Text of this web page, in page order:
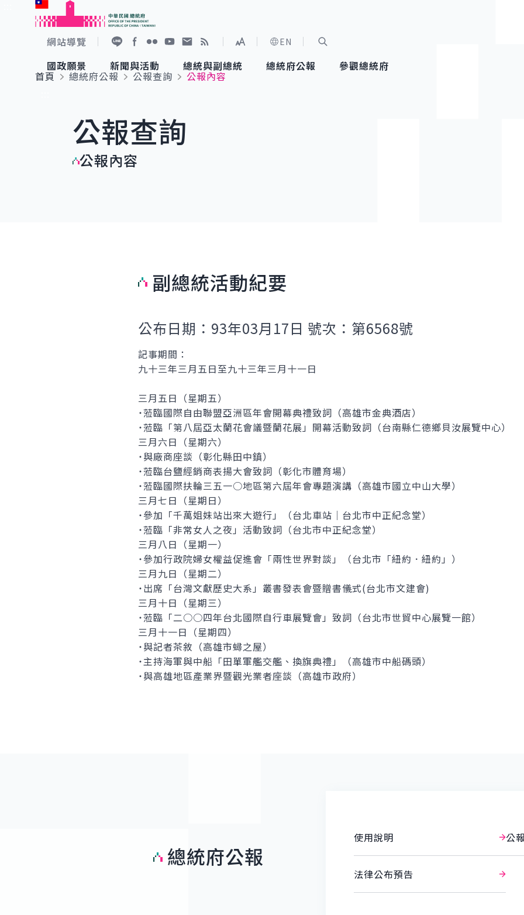
跳到主要內容
網站導覽
展開字級選單
EN
國政願景
國家氣候變遷對策委員會
重要談話
新聞與活動
總統府新聞
影音頻道
總統與副總統
賴清德總統
總統府公報 參觀總統府
首頁
總統府公報 公報查詢
公報內容
公報查詢
公報內容
副總統活動紀要
公布日期：93年03月17日 號次：第6568號
記事期間：
九十三年三月五日至九十三年三月十一日
三月五日（星期五）
˙蒞臨國際自由聯盟亞洲區年會開幕典禮致詞（高雄市金典酒店）
˙蒞臨「第八屆亞太蘭花會議暨蘭花展」開幕活動致詞（台南縣仁德鄉貝汝展覽中心）
三月六日（星期六）
˙與廠商座談（彰化縣田中鎮）
˙蒞臨台鹽經銷商表揚大會致詞（彰化市體育場）
˙蒞臨國際扶輪三五一○地區第六屆年會專題演講（高雄市國立中山大學）
三月七日（星期日）
˙參加「千萬姐妹站出來大遊行」（台北車站│台北市中正紀念堂）
˙蒞臨「非常女人之夜」活動致詞（台北市中正紀念堂）
三月八日（星期一）
˙參加行政院婦女權益促進會「兩性世界對談」（台北市「紐約．紐約」）
三月九日（星期二）
˙出席「台灣文獻歷史大系」叢書發表會暨贈書儀式(台北市文建會)
三月十日（星期三）
˙蒞臨「二○○四年台北國際自行車展覽會」致詞（台北市世貿中心展覽一館）
三月十一日（星期四）
˙與記者茶敘（高雄市蟳之屋）
˙主持海軍與中船「田單軍艦交艦、換旗典禮」（高雄市中船碼頭）
˙與高雄地區產業界暨觀光業者座談（高雄市政府）
總統府公報
使用說明 公
法律公布預告